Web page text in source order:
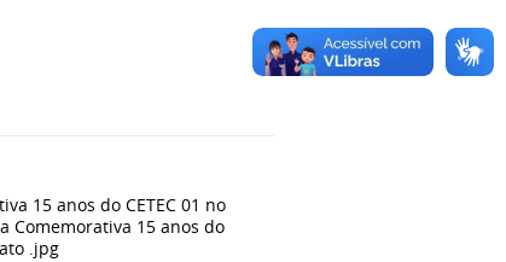
15 anos do CETEC 01 no
Comemorativa 15 anos do
.jpg